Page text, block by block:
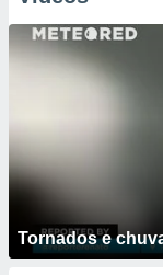
Tornados e